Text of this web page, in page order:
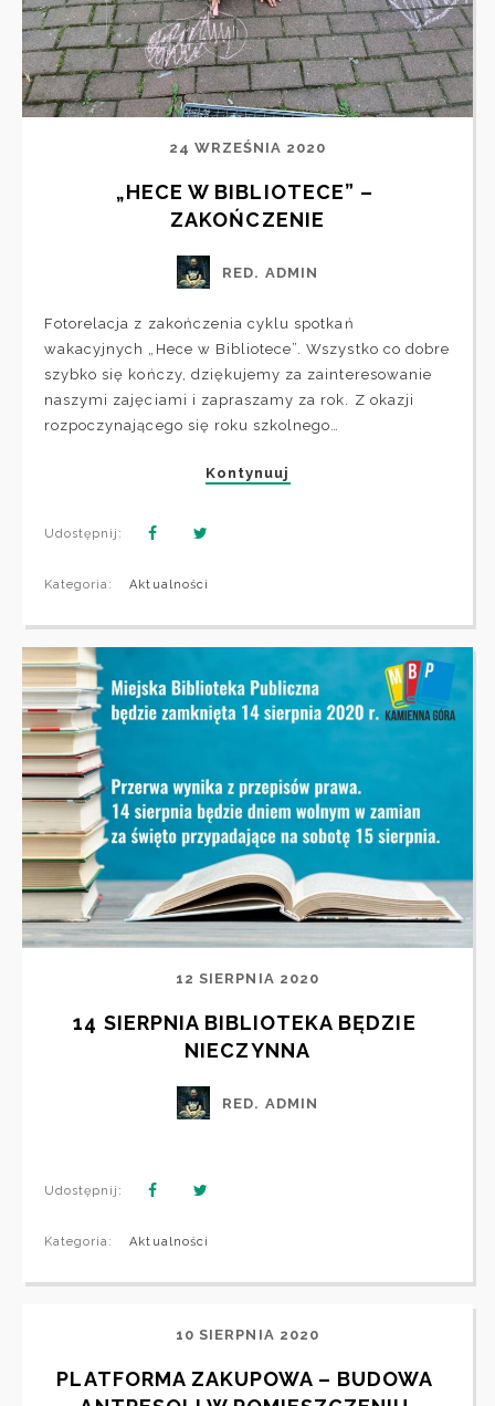
24 WRZEŚNIA 2020
„HECE W BIBLIOTECE” –
ZAKOŃCZENIE
RED. ADMIN
Fotorelacja z zakończenia cyklu spotkań
wakacyjnych „Hece w Bibliotece”. Wszystko co dobre
szybko się kończy, dziękujemy za zainteresowanie
naszymi zajęciami i zapraszamy za rok. Z okazji
rozpoczynającego się roku szkolnego…
Kontynuuj
Udostępnij:
Kategoria: Aktualności
12 SIERPNIA 2020
14 SIERPNIA BIBLIOTEKA BĘDZIE
NIECZYNNA
RED. ADMIN
Udostępnij:
Kategoria: Aktualności
10 SIERPNIA 2020
PLATFORMA ZAKUPOWA – BUDOWA